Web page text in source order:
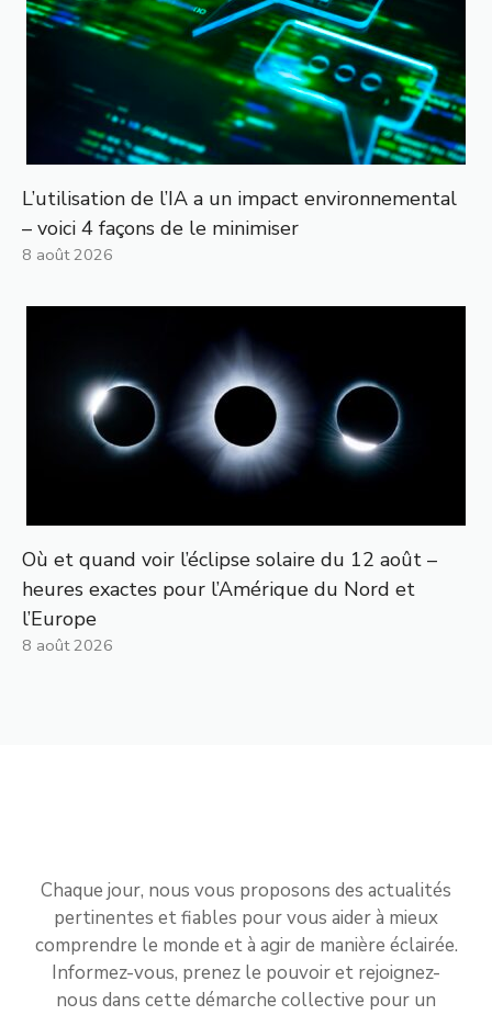
L’utilisation de l’IA a un impact environnemental
– voici 4 façons de le minimiser
8 août 2026
Où et quand voir l’éclipse solaire du 12 août –
heures exactes pour l’Amérique du Nord et
l’Europe
8 août 2026
Chaque jour, nous vous proposons des actualités
pertinentes et fiables pour vous aider à mieux
comprendre le monde et à agir de manière éclairée.
Informez-vous, prenez le pouvoir et rejoignez-
nous dans cette démarche collective pour un